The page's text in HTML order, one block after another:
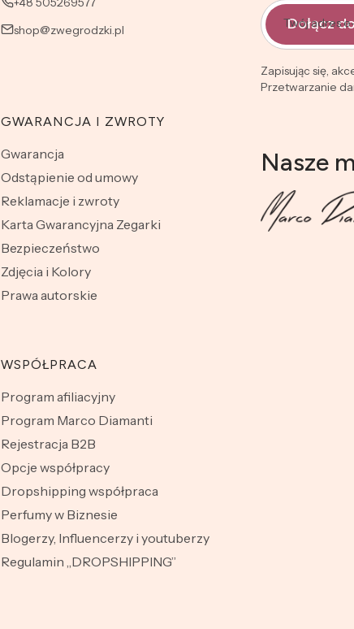
shop@zwegrodzki.pl
GWARANCJA I ZWROTY
Gwarancja
Odstąpienie od umowy
Reklamacje i zwroty
Karta Gwarancyjna Zegarki
Bezpieczeństwo
Zdjęcia i Kolory
Prawa autorskie
WSPÓŁPRACA
Program afiliacyjny
Program Marco Diamanti
Rejestracja B2B
Opcje współpracy
Dropshipping współpraca
Perfumy w Biznesie
Blogerzy, Influencerzy i youtuberzy
Regulamin „DROPSHIPPING”
Twój adres
Dołącz
Zapisując się,
Przetwarzanie
Nasze